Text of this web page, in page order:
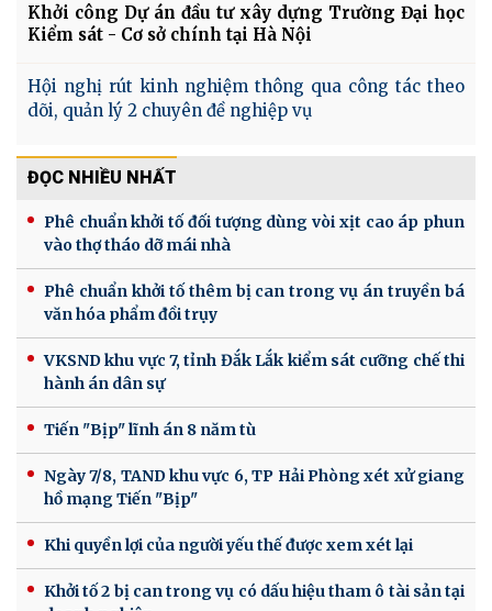
Khởi công Dự án đầu tư xây dựng Trường Đại học
Kiểm sát - Cơ sở chính tại Hà Nội
Hội nghị rút kinh nghiệm thông qua công tác theo
dõi, quản lý 2 chuyên đề nghiệp vụ
ĐỌC NHIỀU NHẤT
Phê chuẩn khởi tố đối tượng dùng vòi xịt cao áp phun
vào thợ tháo dỡ mái nhà
Phê chuẩn khởi tố thêm bị can trong vụ án truyền bá
văn hóa phẩm đồi trụy
VKSND khu vực 7, tỉnh Đắk Lắk kiểm sát cưỡng chế thi
hành án dân sự
Tiến "Bịp" lĩnh án 8 năm tù
Ngày 7/8, TAND khu vực 6, TP Hải Phòng xét xử giang
hồ mạng Tiến "Bịp"
Khi quyền lợi của người yếu thế được xem xét lại
Khởi tố 2 bị can trong vụ có dấu hiệu tham ô tài sản tại